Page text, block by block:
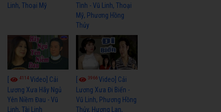
Linh, Thoại Mỹ
Tình - Vũ Linh, Thoại
Mỹ, Phương Hồng
Thủy
4114Video] Cải
Lương Xưa Hãy Ngủ
Yên Niềm Đau - Vũ
Linh, Tài Linh
3966Video] Cải
Lương Xưa Đi Biển -
Vũ Linh, Phương Hồng
Thủy, Hương Lan,